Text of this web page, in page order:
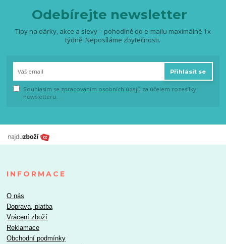
Odebírejte newsletter
Tipy na dárky, akce a slevy – pohodlně do e-mailu maximálně 1x
týdně. Neposíláme zbytečnosti.
Přihlásit se
Souhlasím se zpracováním osobních údajů za účelem rozesílky
newsletteru.
INFORMACE
O nás
Doprava, platba
Vrácení zboží
Reklamace
Obchodní podmínky